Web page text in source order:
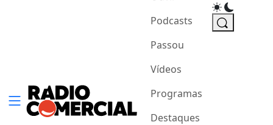
Podcasts
Passou
Vídeos
Programas
Destaques